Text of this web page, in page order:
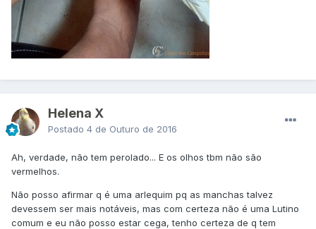
Helena X
Postado 4 de Outuro de 2016
Ah, verdade, não tem perolado... E os olhos tbm não são
vermelhos.
Não posso afirmar q é uma arlequim pq as manchas talvez
devessem ser mais notáveis, mas com certeza não é uma Lutino
comum e eu não posso estar cega, tenho certeza de q tem